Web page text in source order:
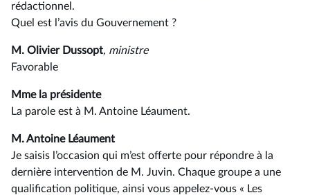
rédactionnel.
Quel est l’avis du Gouvernement ?
M. Olivier Dussopt, ministre
Favorable
Mme la présidente
La parole est à M. Antoine Léaument.
M. Antoine Léaument
Je saisis l’occasion qui m’est offerte pour répondre à la
dernière intervention de M. Juvin. Chaque groupe a une
qualification politique, ainsi vous appelez-vous « Les